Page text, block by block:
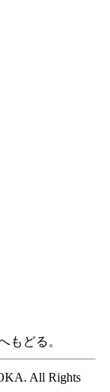
もどる。
All Rights